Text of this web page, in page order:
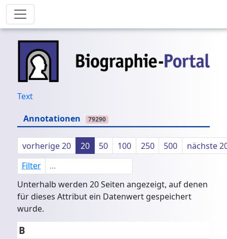
Text
Annotationen
79290
vorherige 20 20 50 100 250 500
nächste
Filter
Unterhalb werden 20 Seiten angezeigt, auf denen
für dieses Attribut ein Datenwert gespeichert
wurde.
B